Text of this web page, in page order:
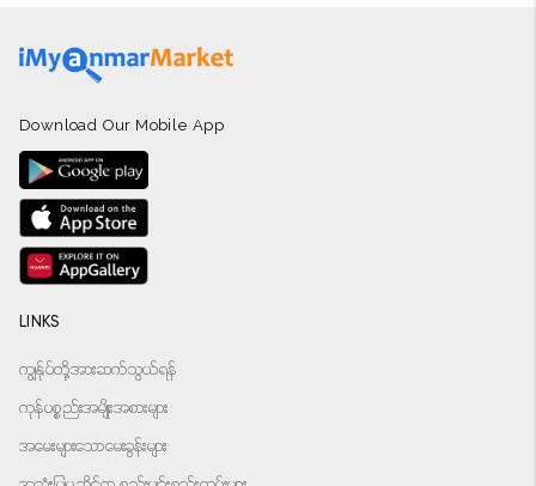
Download Our Mobile App
LINKS
ကျွန်ုပ်တို့အားဆက်သွယ်ရန်
ကုန်ပစ္စည်းအမျိုးအစားများ
အမေးများသောမေးခွန်းများ